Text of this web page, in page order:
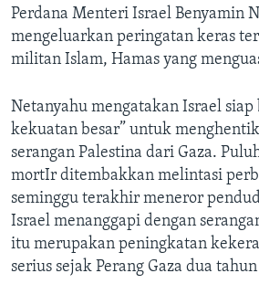
Perdana Menteri Israel Benyamin
mengeluarkan peringatan keras
militan Islam, Hamas yang
Netanyahu mengatakan Israel
kekuatan besar” untuk
serangan Palestina dari Gaza.
mortIr ditembakkan melintasi
seminggu terakhir meneror
Israel menanggapi dengan
itu merupakan peningkatan
serius sejak Perang Gaza dua